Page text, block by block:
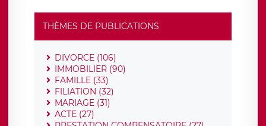
THÈMES DE PUBLICATIONS
DIVORCE (106)
IMMOBILIER (90)
FAMILLE (33)
FILIATION (32)
MARIAGE (31)
ACTE (27)